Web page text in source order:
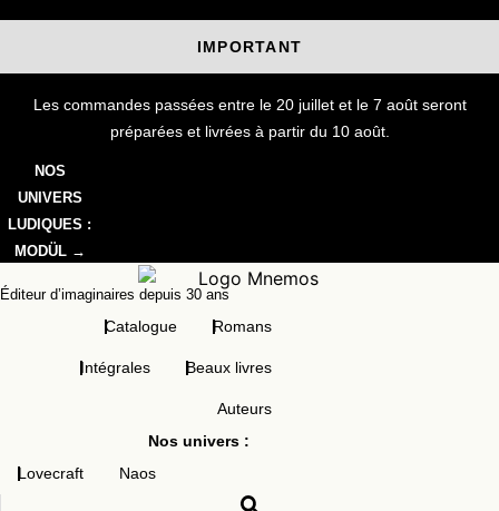
IMPORTANT
Les commandes passées entre le 20 juillet et le 7 août seront
préparées et livrées à partir du 10 août.
NOS
UNIVERS
LUDIQUES :
MODÜL →
Éditeur d’imaginaires depuis 30 ans
Catalogue Romans
Intégrales Beaux livres
Auteurs
Nos univers :
Lovecraft
Naos